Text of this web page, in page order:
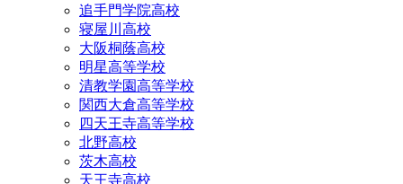
追手門学院高校
寝屋川高校
大阪桐蔭高校
明星高等学校
清教学園高等学校
関西大倉高等学校
四天王寺高等学校
北野高校
茨木高校
天王寺高校